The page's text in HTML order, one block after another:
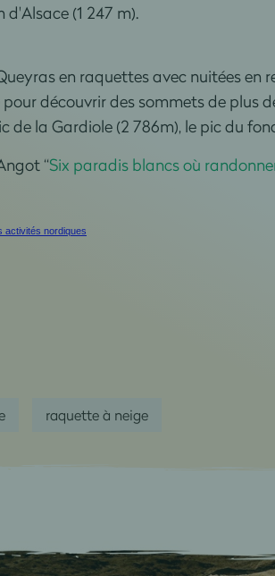
(1 247 m).
en raquettes avec nuitées en
découvrir des sommets de plus
de la Gardiole (2 786m), le pic du
“Six paradis blancs où
activités nordiques
raquette à neige